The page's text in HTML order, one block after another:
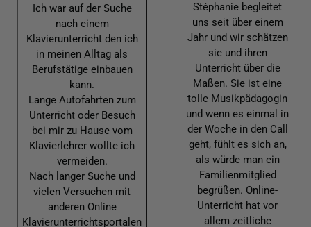
Ich war auf der Suche
nach einem
Klavierunterricht den ich
in meinen Alltag als
Berufstätige einbauen
kann.
Lange Autofahrten zum
Unterricht oder Besuch
bei mir zu Hause vom
Klavierlehrer wollte ich
vermeiden.
Nach langer Suche und
vielen Versuchen mit
anderen Online
Klavierunterrichtsportalen
Stéphanie begleitet
uns seit über einem
Jahr und wir schätzen
sie und ihren
Unterricht über die
Maßen. Sie ist eine
tolle Musikpädagogin
und wenn es einmal in
der Woche in den Call
geht, fühlt es sich an,
als würde man ein
Familienmitglied
begrüßen. Online-
Unterricht hat vor
allem zeitliche